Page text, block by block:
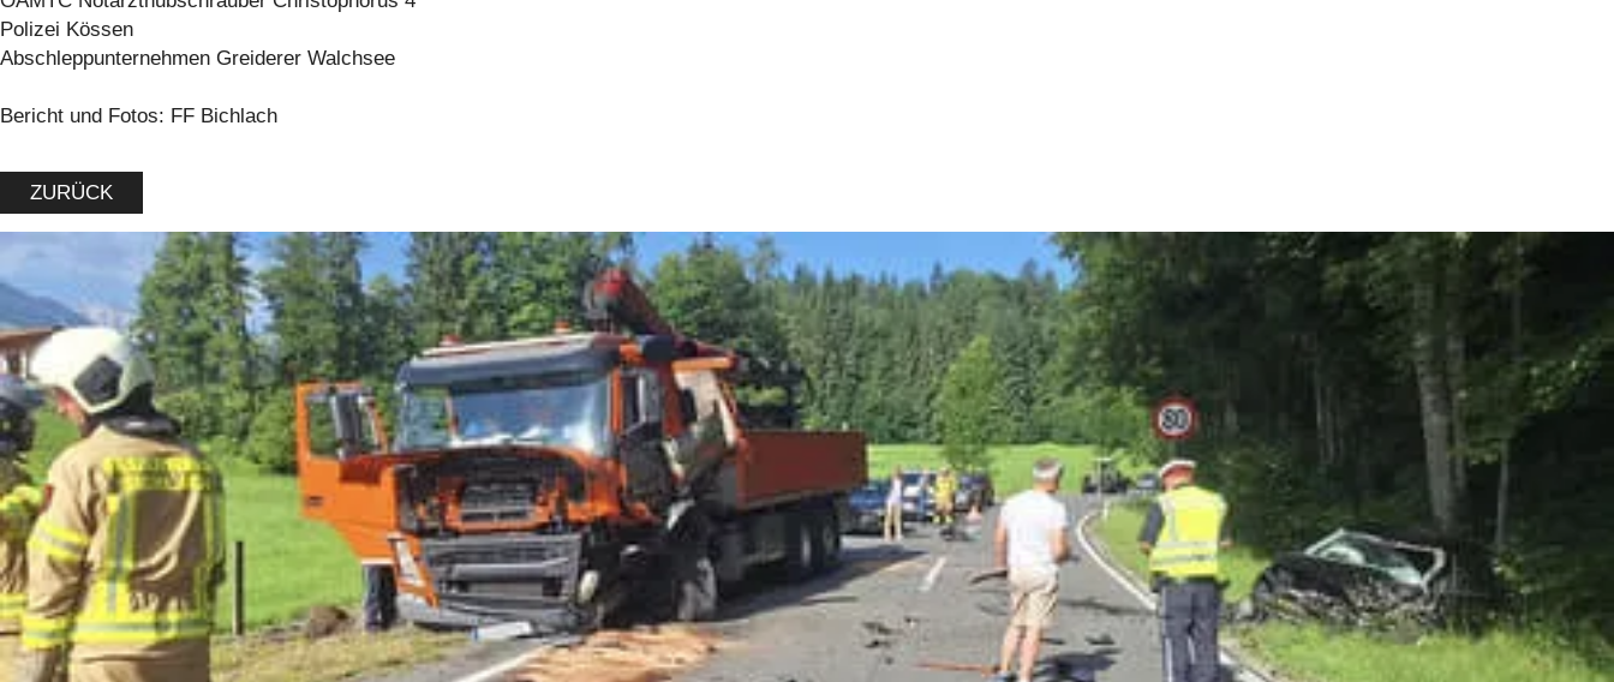
Polizei Kössen
Abschleppunternehmen Greiderer Walchsee
Bericht und Fotos: FF Bichlach
ZURÜCK